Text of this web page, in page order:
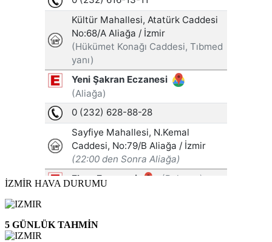
İZMİR HAVA DURUMU
5 GÜNLÜK TAHMİN